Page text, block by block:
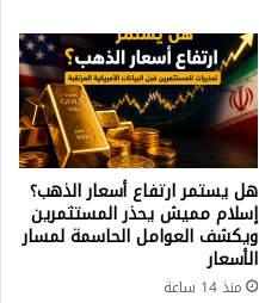
هل يستمر ارتفاع أسعار الذهب؟
إسلام مميش يحذر المستثمرين
ويكشف العوامل الحاسمة لمسار
الأسعار
منذ 14 ساعة